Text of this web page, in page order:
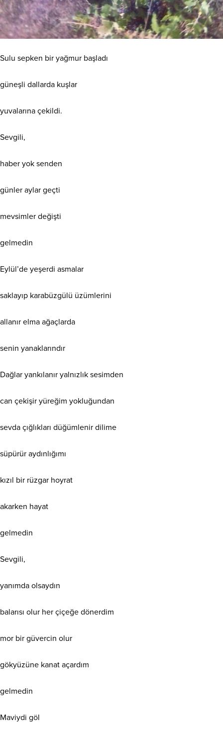
Sulu sepken bir yağmur başladı
güneşli dallarda kuşlar
yuvalarına çekildi.
Sevgili,
haber yok senden
günler aylar geçti
mevsimler değişti
gelmedin
Eylül’de yeşerdi asmalar
saklayıp karabüzgülü üzümlerini
allanır elma ağaçlarda
senin yanaklarındır
Dağlar yankılanır yalnızlık sesimden
can çekişir yüreğim yokluğundan
sevda çığlıkları düğümlenir dilime
süpürür aydınlığımı
kızıl bir rüzgar hoyrat
akarken hayat
gelmedin
Sevgili,
yanımda olsaydın
balarısı olur her çiçeğe dönerdim
mor bir güvercin olur
gökyüzüne kanat açardım
gelmedin
Maviydi göl